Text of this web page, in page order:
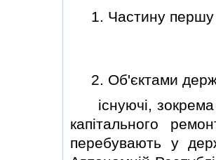
1. Частину першу
2. Об'єктами
iснуючi, зокрема
капiтального
перебувають у